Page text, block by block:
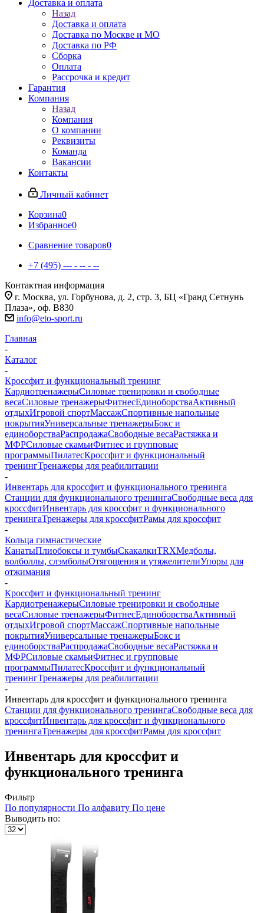
Доставка и оплата
Назад
Доставка и оплата
Доставка по Москве и МО
Доставка по РФ
Сборка
Оплата
Рассрочка и кредит
Гарантия
Компания
Назад
Компания
О компании
Реквизиты
Команда
Вакансии
Контакты
Личный кабинет
Корзина0
Избранное0
Сравнение товаров0
+7 (495) --- - -- - --
Контактная информация
г. Москва, ул. Горбунова, д. 2, стр. 3, БЦ «Гранд Сетнунь
Плаза», оф. В830
info@eto-sport.ru
Главная
-
Каталог
-
Кроссфит и функциональный тренинг
КардиотренажерыСиловые тренировки и свободные
весаСиловые тренажерыФитнесЕдиноборстваАктивный
отдыхИгровой спортМассажСпортивные напольные
покрытияУниверсальные тренажерыБокс и
единоборстваРаспродажаСвободные весаРастяжка и
МФРСиловые скамьиФитнес и групповые
программыПилатесКроссфит и функциональный
тренингТренажеры для реабилитации
-
Инвентарь для кроссфит и функционального тренинга
Станции для функционального тренингаСвободные веса для
кроссфитИнвентарь для кроссфит и функционального
тренингаТренажеры для кроссфитРамы для кроссфит
-
Кольца гимнастические
КанатыПлиобоксы и тумбыСкакалкиTRXМедболы,
волболлы, слэмболыОтягощения и утяжелителиУпоры для
отжимания
-
Кроссфит и функциональный тренинг
КардиотренажерыСиловые тренировки и свободные
весаСиловые тренажерыФитнесЕдиноборстваАктивный
отдыхИгровой спортМассажСпортивные напольные
покрытияУниверсальные тренажерыБокс и
единоборстваРаспродажаСвободные весаРастяжка и
МФРСиловые скамьиФитнес и групповые
программыПилатесКроссфит и функциональный
тренингТренажеры для реабилитации
-
Инвентарь для кроссфит и функционального тренинга
Станции для функционального тренингаСвободные веса для
кроссфитИнвентарь для кроссфит и функционального
тренингаТренажеры для кроссфитРамы для кроссфит
Инвентарь для кроссфит и
функционального тренинга
Фильтр
По популярности По алфавиту По цене
Выводить по: